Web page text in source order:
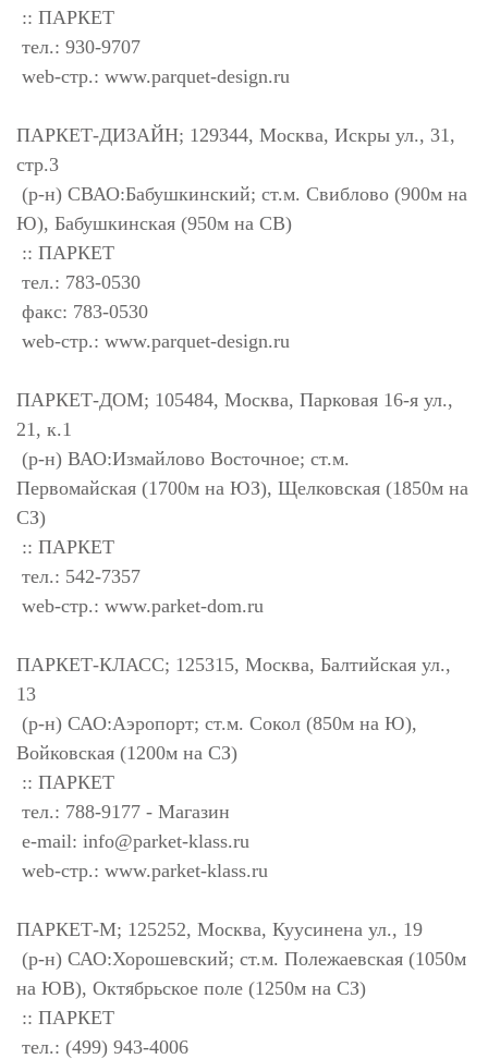
:: ПАРКЕТ
тел.: 930-9707
web-стр.: www.parquet-design.ru
ПАРКЕТ-ДИЗАЙН; 129344, Москва, Искры ул., 31,
стр.3
(р-н) СВАО:Бабушкинский; ст.м. Свиблово (900м на
Ю), Бабушкинская (950м на СВ)
:: ПАРКЕТ
тел.: 783-0530
факс: 783-0530
web-стр.: www.parquet-design.ru
ПАРКЕТ-ДОМ; 105484, Москва, Парковая 16-я ул.,
21, к.1
(р-н) ВАО:Измайлово Восточное; ст.м.
Первомайская (1700м на ЮЗ), Щелковская (1850м на
СЗ)
:: ПАРКЕТ
тел.: 542-7357
web-стр.: www.parket-dom.ru
ПАРКЕТ-КЛАСС; 125315, Москва, Балтийская ул.,
13
(р-н) САО:Аэропорт; ст.м. Сокол (850м на Ю),
Войковская (1200м на СЗ)
:: ПАРКЕТ
тел.: 788-9177 - Магазин
e-mail: info@parket-klass.ru
web-стр.: www.parket-klass.ru
ПАРКЕТ-М; 125252, Москва, Куусинена ул., 19
(р-н) САО:Хорошевский; ст.м. Полежаевская (1050м
на ЮВ), Октябрьское поле (1250м на СЗ)
:: ПАРКЕТ
тел.: (499) 943-4006